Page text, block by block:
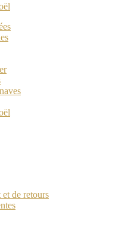
de retours